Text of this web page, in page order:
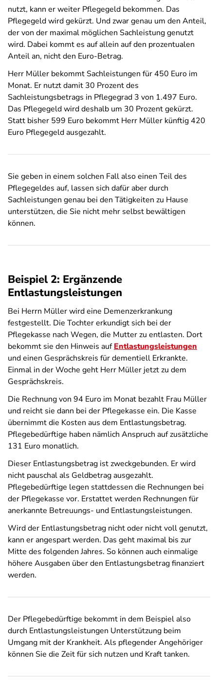
nutzt, kann er weiter Pflegegeld bekommen. Das
Pflegegeld wird gekürzt. Und zwar genau um den Anteil,
der von der maximal möglichen Sachleistung genutzt
wird. Dabei kommt es auf allein auf den prozentualen
Anteil an, nicht den Euro-Betrag.
Herr Müller bekommt Sachleistungen für 450 Euro im
Monat. Er nutzt damit 30 Prozent des
Sachleistungsbetrags in Pflegegrad 3 von 1.497 Euro.
Das Pflegegeld wird deshalb um 30 Prozent gekürzt.
Statt bisher 599 Euro bekommt Herr Müller künftig 420
Euro Pflegegeld ausgezahlt.
Sie geben in einem solchen Fall also einen Teil des
Pflegegeldes auf, lassen sich dafür aber durch
Sachleistungen genau bei den Tätigkeiten zu Hause
unterstützen, die Sie nicht mehr selbst bewältigen
können.
Beispiel 2: Ergänzende
Entlastungsleistungen
Bei Herrn Müller wird eine Demenzerkrankung
festgestellt. Die Tochter erkundigt sich bei der
Pflegekasse nach Wegen, die Mutter zu entlasten. Dort
bekommt sie den Hinweis aufEntlastungsleistungen
und einen Gesprächskreis für dementiell Erkrankte.
Einmal in der Woche geht Herr Müller jetzt zu dem
Gesprächskreis.
Die Rechnung von 94 Euro im Monat bezahlt Frau Müller
und reicht sie dann bei der Pflegekasse ein. Die Kasse
übernimmt die Kosten aus dem Entlastungsbetrag.
Pflegebedürftige haben nämlich Anspruch auf zusätzliche
131 Euro monatlich.
Dieser Entlastungsbetrag ist zweckgebunden. Er wird
nicht pauschal als Geldbetrag ausgezahlt.
Pflegebedürftige legen stattdessen die Rechnungen bei
der Pflegekasse vor. Erstattet werden Rechnungen für
anerkannte Betreuungs- und Entlastungsleistungen.
Wird der Entlastungsbetrag nicht oder nicht voll genutzt,
kann er angespart werden. Das geht maximal bis zur
Mitte des folgenden Jahres. So können auch einmalige
höhere Ausgaben über den Entlastungsbetrag finanziert
werden.
Der Pflegebedürftige bekommt in dem Beispiel also
durch Entlastungsleistungen Unterstützung beim
Umgang mit der Krankheit. Als pflegender Angehöriger
können Sie die Zeit für sich nutzen und Kraft tanken.